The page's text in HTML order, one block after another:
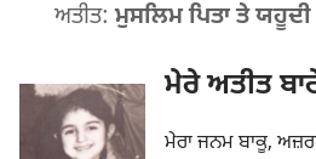
ਅਤੀਤ: ਮੁਸਲਿਮ ਪਿਤਾ ਤੇ ਯਹੂਦੀ
ਮੇਰੇ ਅਤੀਤ
ਮੇਰਾ ਜਨਮ ਬਾਕੂ,